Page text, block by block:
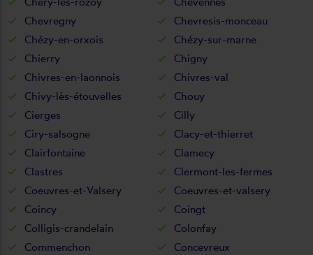
Chevregny
Chevresis-monceau
Chézy-en-orxois
Chézy-sur-marne
Chierry
Chigny
Chivres-en-laonnois
Chivres-val
Chivy-lès-étouvelles
Chouy
Cierges
Cilly
Ciry-salsogne
Clacy-et-thierret
Clairfontaine
Clamecy
Clastres
Clermont-les-fermes
Coeuvres-et-Valsery
Coeuvres-et-valsery
Coincy
Coingt
Colligis-crandelain
Colonfay
Commenchon
Concevreux